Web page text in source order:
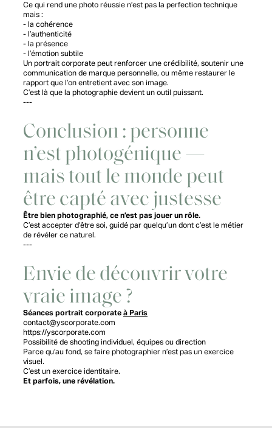
Ce qui rend une photo réussie n’est pas la perfection technique
mais :
- la cohérence
- l’authenticité
- la présence
- l’émotion subtile
Un portrait corporate peut renforcer une crédibilité, soutenir une
communication de marque personnelle, ou même restaurer le
rapport que l’on entretient avec son image.
C’est là que la photographie devient un outil puissant.
---
Conclusion : personne
n’est photogénique —
mais tout le monde peut
être capté avec justesse
Être bien photographié, ce n’est pas jouer un rôle.
C’est accepter d’être soi, guidé par quelqu’un dont c’est le métier
de révéler ce naturel.
---
Envie de découvrir votre
vraie image ?
Séances portrait corporate à Paris
contact@yscorporate.com
https://yscorporate.com
Possibilité de shooting individuel, équipes ou direction
Parce qu’au fond, se faire photographier n’est pas un exercice
visuel.
C’est un exercice identitaire.
Et parfois, une révélation.